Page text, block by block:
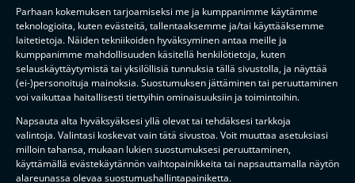
Parhaan kokemuksen tarjoamiseksi me ja kumppanimme käytämme
teknologioita, kuten evästeitä, tallentaaksemme ja/tai käyttääksemme
laitetietoja. Näiden tekniikoiden hyväksyminen antaa meille ja
kumppanimme mahdollisuuden käsitellä henkilötietoja, kuten
selauskäyttäytymistä tai yksilöllisiä tunnuksia tällä sivustolla, ja näyttää
(ei-)personoituja mainoksia. Suostumuksen jättäminen tai peruuttaminen
voi vaikuttaa haitallisesti tiettyihin ominaisuuksiin ja toimintoihin.
Napsauta alta hyväksyäksesi yllä olevat tai tehdäksesi tarkkoja
valintoja. Valintasi koskevat vain tätä sivustoa. Voit muuttaa asetuksiasi
milloin tahansa, mukaan lukien suostumuksesi peruuttaminen,
käyttämällä evästekäytännön vaihtopainikkeita tai napsauttamalla näytön
alareunassa olevaa suostumushallintapainiketta.
korvaamaan sen hyvällä pelikäsityksellään, esimerkiksi
ennakoimalla tilanteita.
Mitä mieltä olet hänen siirrosta Kooveesta Pirkkoihin?
– Vaikka siirto tarkoittaa alempaa sarjatasoa, se on hyvä ratkaisu
Kalpanan urakehitykselle. Uskon, että näemme Kalpanan
saumat taistella paikasta F-liigaan myös kaudelle 2023-24.
Pirkkalan Pirkkojen valmennuksessa tapahtui muutoksia, kun
turkulaislähtöinenTimo Tukiainenotti päävastuun naisten